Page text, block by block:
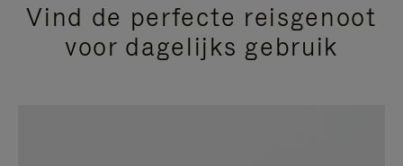
Vind de perfecte reisgenoot
voor dagelijks gebruik